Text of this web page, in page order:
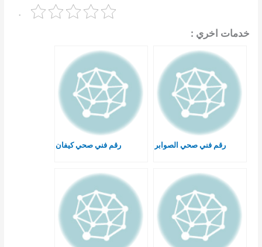
.
خدمات اخري :
رقم فني صحي الصوابر رقم فني صحي كيفان